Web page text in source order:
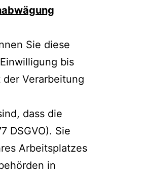
Sie diese
bis
Verarbeitung
dass die
DSGVO). Sie
Arbeitsplatzes
in